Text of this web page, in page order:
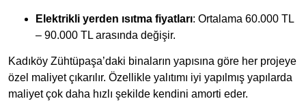
Elektrikli yerden ısıtma fiyatları: Ortalama 60.000 TL
– 90.000 TL arasında değişir.
Kadıköy Zühtüpaşa’daki binaların yapısına göre her projeye
özel maliyet çıkarılır. Özellikle yalıtımı iyi yapılmış yapılarda
maliyet çok daha hızlı şekilde kendini amorti eder.